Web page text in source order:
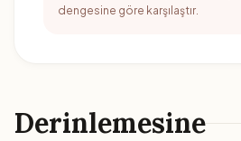
Derinlemesine
dengesine göre karşılaştır.